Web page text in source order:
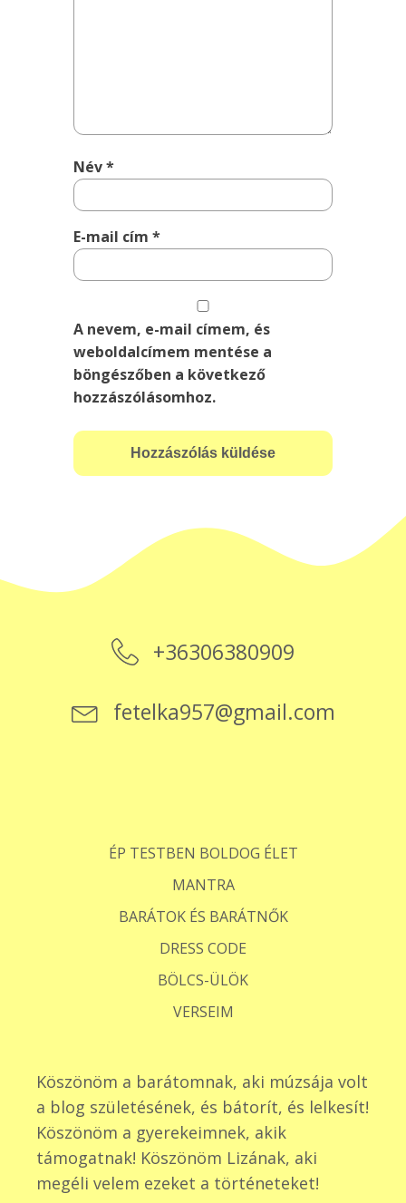
Név*
E-mail cím*
A nevem, e-mail címem, és
weboldalcímem mentése a
böngészőben a következő
hozzászólásomhoz.
+36306380909
fetelka957@gmail.com
ÉP TESTBEN BOLDOG ÉLET
MANTRA
BARÁTOK ÉS BARÁTNŐK
DRESS CODE
BÖLCS-ÜLÖK
VERSEIM
Köszönöm a barátomnak, aki múzsája volt
a blog születésének, és bátorít, és lelkesít!
Köszönöm a gyerekeimnek, akik
támogatnak! Köszönöm Lizának, aki
megéli velem ezeket a történeteket!